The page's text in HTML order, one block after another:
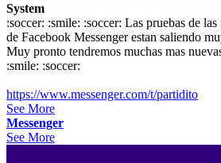
System
:soccer: :smile: :soccer: Las pruebas de
de Facebook Messenger estan saliendo
Muy pronto tendremos muchas mas
:smile: :soccer:
https://www.messenger.com/t/partidito
See More
Messenger
See More